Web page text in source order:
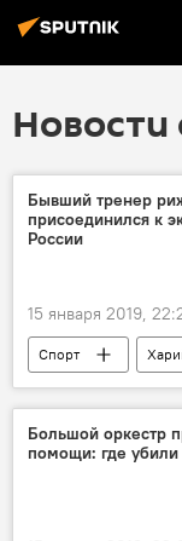
Новости
Бывший тренер
присоединился к
России
15 января 2019,
Спорт
Швейцария
Большой оркестр
помощи: где убили